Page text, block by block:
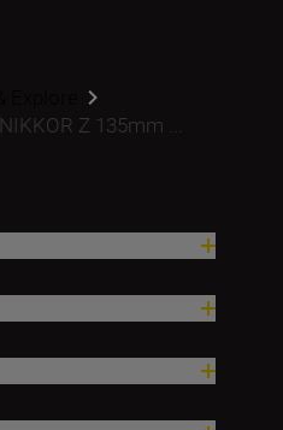
NIKKOR Z 135mm ...